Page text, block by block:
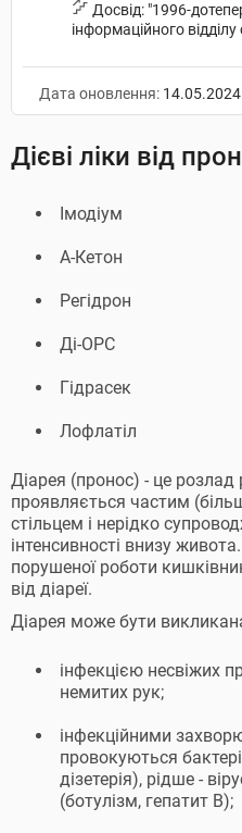
Досвід: "1996-
інформаційного
Дата оновлення: 14.05.2024
Дієві ліки від
Імодіум
А-Кетон
Регідрон
Ді-ОРС
Гідрасек
Лофлатіл
Діарея (пронос) - це
проявляється частим
стільцем і нерідко
інтенсивності внизу
порушеної роботи
від діареї.
Діарея може бути
інфекцією несвіжих
немитих рук;
інфекційними
провокуються
дізетерія), рідше -
(ботулізм, гепатит В);